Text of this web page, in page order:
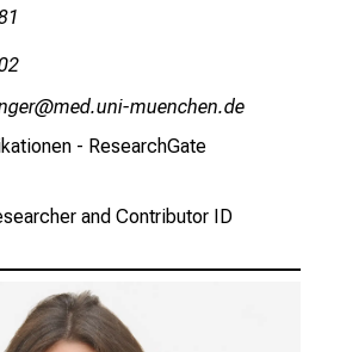
vimsful#;vfiuyziu mi
- ResearchGate
and Contributor ID